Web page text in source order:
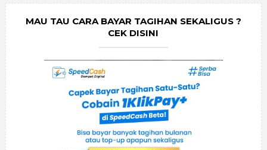
MAU TAU CARA BAYAR TAGIHAN SEKALIGUS ?
CEK DISINI